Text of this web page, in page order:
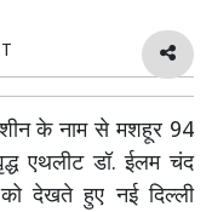
के नाम से मशहूर 94
एथलीट डॉ. ईलम चंद
देखते हुए नई दिल्ली